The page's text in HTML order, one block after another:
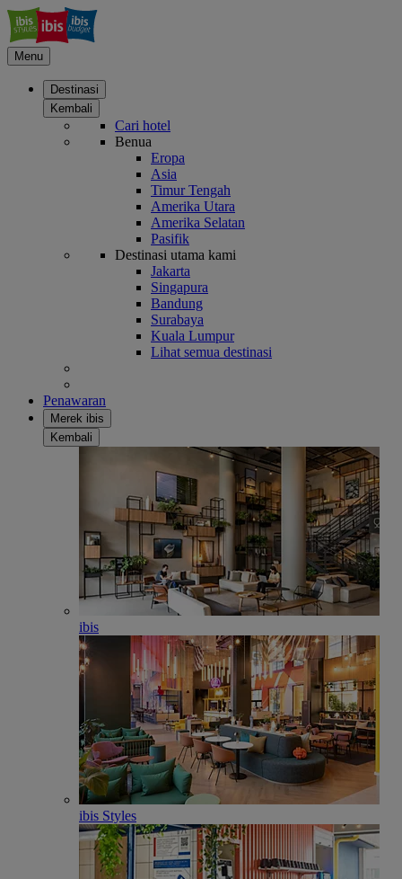
Menu
Destinasi
Kembali
Cari hotel
Benua
Eropa
Asia
Timur Tengah
Amerika Utara
Amerika Selatan
Pasifik
Destinasi utama kami
Jakarta
Singapura
Bandung
Surabaya
Kuala Lumpur
Lihat semua destinasi
Penawaran
Merek ibis
Kembali
ibis
ibis Styles